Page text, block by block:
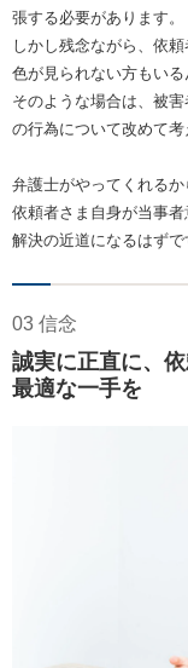
張する必要があります。
しかし残念ながら、依
色が見られない方もいる
そのような場合は、被
の行為について改めて考
弁護士がやってくれるか
依頼者さま自身が当事
解決の近道になるはずで
03 信念
誠実に正直に、
最適な一手を